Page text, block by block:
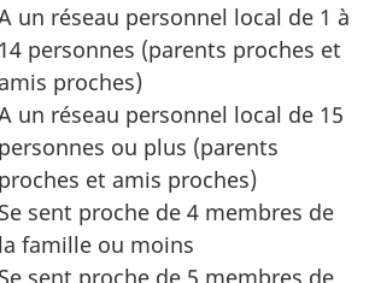
un réseau personnel local de 1 à
14 personnes (parents proches et
amis proches)
un réseau personnel local de 15
personnes ou plus (parents
proches et amis proches)
Se sent proche de 4 membres de
la famille ou moins
Se sent proche de 5 membres de